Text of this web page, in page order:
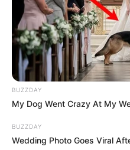
บทสวดป้องกันภัยจาก สุริยุปรา
ระวัง
31 ส.ค. 2016
BUZZDAY
My Dog Went Crazy At My
BUZZDAY
Wedding Photo Goes Viral